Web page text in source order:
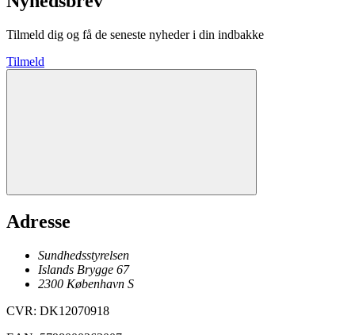
Tilmeld dig og få de seneste nyheder i din indbakke
Tilmeld
Adresse
Sundhedsstyrelsen
Islands Brygge 67
2300 København S
CVR: DK12070918